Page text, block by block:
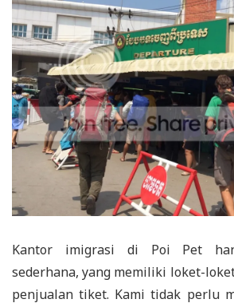
Kantor imigrasi di Poi Pet
sederhana, yang memiliki loket-
penjualan tiket. Kami tidak perlu